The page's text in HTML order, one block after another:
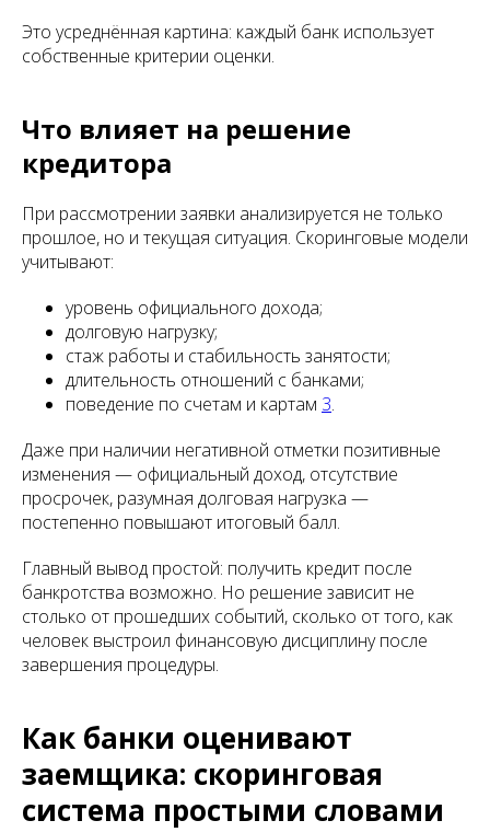
Это усреднённая картина: каждый банк использует
собственные критерии оценки.
Что влияет на решение
кредитора
При рассмотрении заявки анализируется не только
прошлое, но и текущая ситуация. Скоринговые модели
учитывают:
уровень официального дохода;
долговую нагрузку;
стаж работы и стабильность занятости;
длительность отношений с банками;
поведение по счетам и картам 3.
Даже при наличии негативной отметки позитивные
изменения — официальный доход, отсутствие
просрочек, разумная долговая нагрузка —
постепенно повышают итоговый балл.
Главный вывод простой: получить кредит после
банкротства возможно. Но решение зависит не
столько от прошедших событий, сколько от того, как
человек выстроил финансовую дисциплину после
завершения процедуры.
Как банки оценивают
заемщика: скоринговая
система простыми словами